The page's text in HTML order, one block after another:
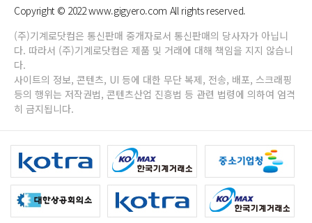
Copyright © 2022 www.gigyero.com All rights reserved.
(주)기계로닷컴은 통신판매 중개자로서 통신판매의 당사자가 아닙니
다. 따라서 (주)기계로닷컴은 제품 및 거래에 대해 책임을 지지 않습니
다.
사이트의 정보, 콘텐츠, UI 등에 대한 무단 복제, 전송, 배포, 스크래핑
등의 행위는 저작권법, 콘텐츠산업 진흥법 등 관련 법령에 의하여 엄격
히 금지됩니다.